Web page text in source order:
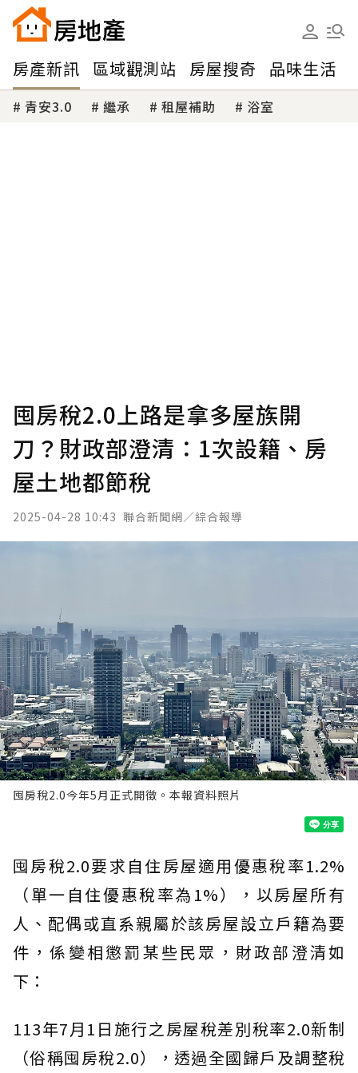
房產新訊 區域觀測站 房屋搜奇 品味生活
青安3.0 繼承 租屋補助 浴室
囤房稅2.0上路是拿多屋族開
刀？財政部澄清：1次設籍、房
屋土地都節稅
2025-04-28 10:43 聯合新聞網／綜合報導
囤房稅2.0今年5月正式開徵。本報資料照片
囤房稅2.0要求自住房屋適用優惠稅率1.2%
（單一自住優惠稅率為1%），以房屋所有
人、配偶或直系親屬於該房屋設立戶籍為要
件，係變相懲罰某些民眾，財政部澄清如
下：
113年7月1日施行之房屋稅差別稅率2.0新制
（俗稱囤房稅2.0），透過全國歸戶及調整稅